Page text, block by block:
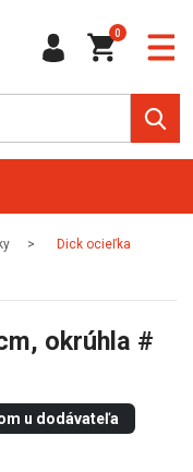
0
Dick ocieľka
okrúhla #
u dodávateľa